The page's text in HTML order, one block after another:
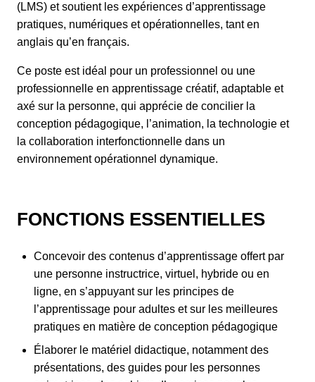
(LMS) et soutient les expériences d’apprentissage
pratiques, numériques et opérationnelles, tant en
anglais qu’en français.
Ce poste est idéal pour un professionnel ou une
professionnelle en apprentissage créatif, adaptable et
axé sur la personne, qui apprécie de concilier la
conception pédagogique, l’animation, la technologie et
la collaboration interfonctionnelle dans un
environnement opérationnel dynamique.
FONCTIONS ESSENTIELLES
Concevoir des contenus d’apprentissage offert par
une personne instructrice, virtuel, hybride ou en
ligne, en s’appuyant sur les principes de
l’apprentissage pour adultes et sur les meilleures
pratiques en matière de conception pédagogique
Élaborer le matériel didactique, notamment des
présentations, des guides pour les personnes